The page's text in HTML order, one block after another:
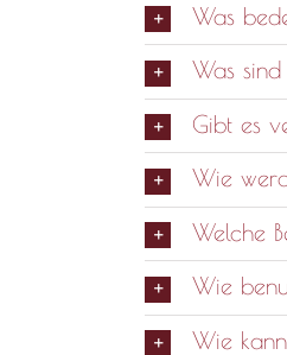
Was
Was
Gibt es
Wie
Welche
Wie
Wie